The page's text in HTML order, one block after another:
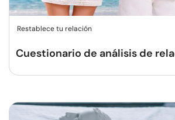
Restablece tu relación
Cuestionario de análisis de